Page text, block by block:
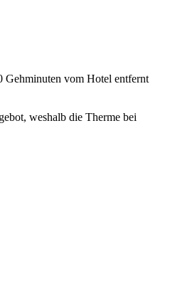
Gehminuten vom Hotel entfernt
weshalb die Therme bei